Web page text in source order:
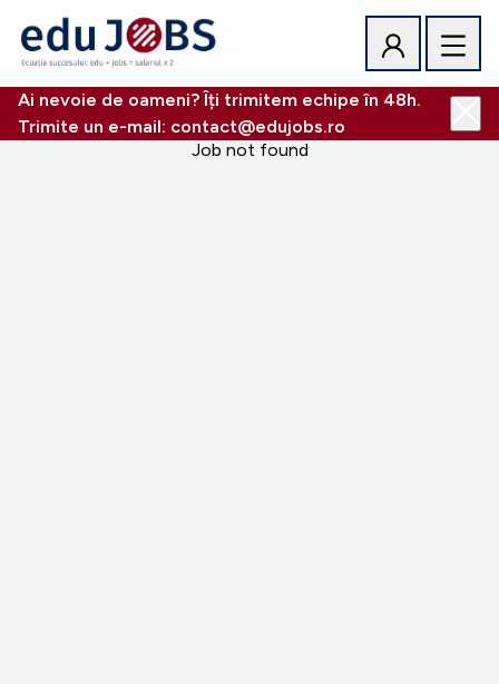
Ai nevoie de oameni? Îți trimitem echipe în 48h.
Trimite un e-mail: contact@edujobs.ro
Job not found